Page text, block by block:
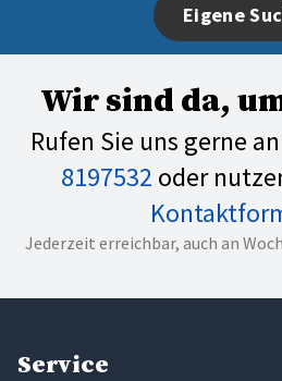
Eigene
Wir sind da,
Rufen Sie uns gerne an
8197532 oder
Jederzeit erreichbar, auch an
Service